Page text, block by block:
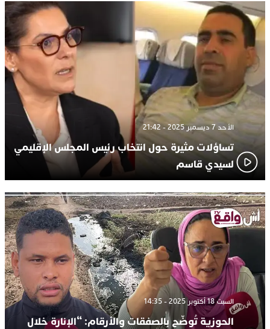
الأحد 7 ديسمبر 2025 - 21:42
تساؤلات مثيرة حول انتخاب رئيس المجلس الإقليمي
لسيدي قاسم
السبت 18 أكتوبر 2025 - 14:35
الحوزية تُوضّح بالصفقات والأرقام: “الإنارة خلال